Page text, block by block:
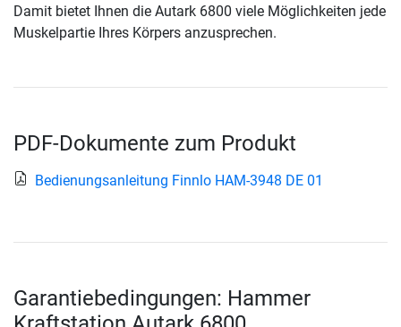
Damit bietet Ihnen die Autark 6800 viele Möglichkeiten jede
Muskelpartie Ihres Körpers anzusprechen.
PDF-Dokumente zum Produkt
Bedienungsanleitung Finnlo HAM-3948 DE 01
Garantiebedingungen: Hammer